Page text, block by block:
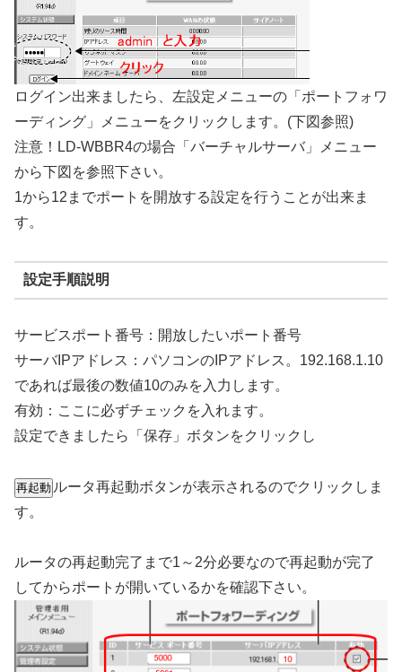
ログイン出来ましたら、左設定メニューの「ポートフォワ
ーディング」メニューをクリックします。(下図参照)
注意！LD-WBBR4の場合「バーチャルサーバ」メニュー
から下図を参照下さい。
1から12までポートを開放する設定を行うことが出来ま
す。
設定手順説明
サービスポート番号：開放したいポート番号
サーバIPアドレス：パソコンのIPアドレス。192.168.1.10
であれば最後の数値10のみを入力します。
有効：ここに必ずチェックを入れます。
設定できましたら「保存」ボタンをクリックし
ルータ再起動ボタンが表示されるのでクリックしま
す。
ルータの再起動完了まで1～2分必要なので再起動が完了
してからポートが開いているかを確認下さい。